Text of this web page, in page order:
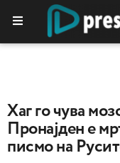
Хаг го чува
Пронајден е
писмо на